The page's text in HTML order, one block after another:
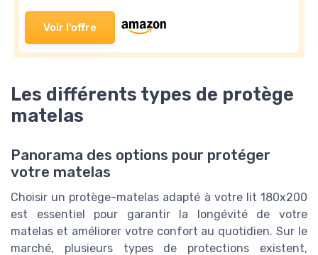
Voir l'offre
Les différents types de protège
matelas
Panorama des options pour protéger
votre matelas
Choisir un protège-matelas adapté à votre lit 180x200
est essentiel pour garantir la longévité de votre
matelas et améliorer votre confort au quotidien. Sur le
marché, plusieurs types de protections existent,